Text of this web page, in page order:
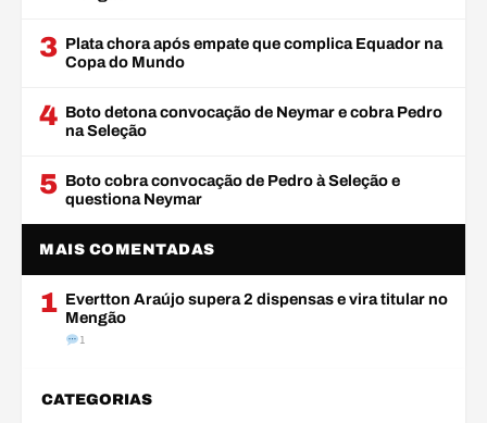
3 Plata chora após empate que complica Equador na
Copa do Mundo
4 Boto detona convocação de Neymar e cobra Pedro
na Seleção
5 Boto cobra convocação de Pedro à Seleção e
questiona Neymar
MAIS COMENTADAS
1 Evertton Araújo supera 2 dispensas e vira titular no
Mengão
1
CATEGORIAS